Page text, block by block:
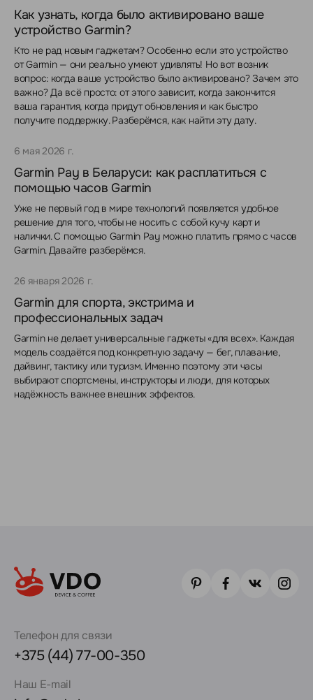
Как узнать, когда было активировано ваше
устройство Garmin?
Кто не рад новым гаджетам? Особенно если это устройство
от Garmin — они реально умеют удивлять! Но вот возник
вопрос: когда ваше устройство было активировано? Зачем это
важно? Да всё просто: от этого зависит, когда закончится
ваша гарантия, когда придут обновления и как быстро
получите поддержку. Разберёмся, как найти эту дату.
6 мая 2026 г.
Garmin Pay в Беларуси: как расплатиться с
помощью часов Garmin
Уже не первый год в мире технологий появляется удобное
решение для того, чтобы не носить с собой кучу карт и
налички. С помощью Garmin Pay можно платить прямо с часов
Garmin. Давайте разберёмся.
26 января 2026 г.
Garmin для спорта, экстрима и
профессиональных задач
Garmin не делает универсальные гаджеты «для всех». Каждая
модель создаётся под конкретную задачу — бег, плавание,
дайвинг, тактику или туризм. Именно поэтому эти часы
выбирают спортсмены, инструкторы и люди, для которых
надёжность важнее внешних эффектов.
Телефон для связи
+375 (44) 77-00-350
Наш E-mail